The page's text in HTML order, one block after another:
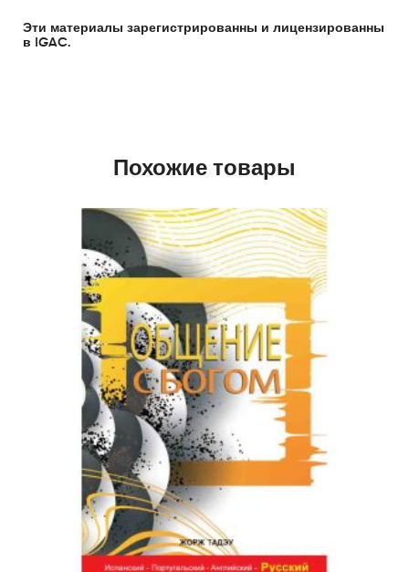
Эти материалы зарегистрированны и лицензированны
в IGAC.
Похожие товары